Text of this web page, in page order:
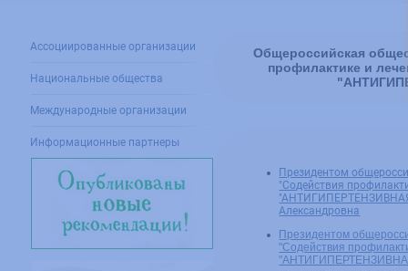
Ассоциированные организации
Национальные общества
Международные организации
Информационные партнеры
Общероссийская
профилактике и
Президентом
"Содействия
Александровна
Президентом
"Содействия